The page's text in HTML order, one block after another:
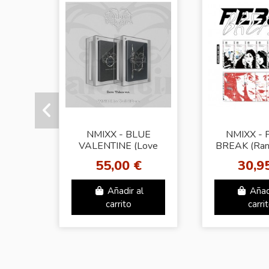
NMIXX - BLUE
VALENTINE (Love
55,00 €
Añadir al
carrito
NMIXX -
BREAK